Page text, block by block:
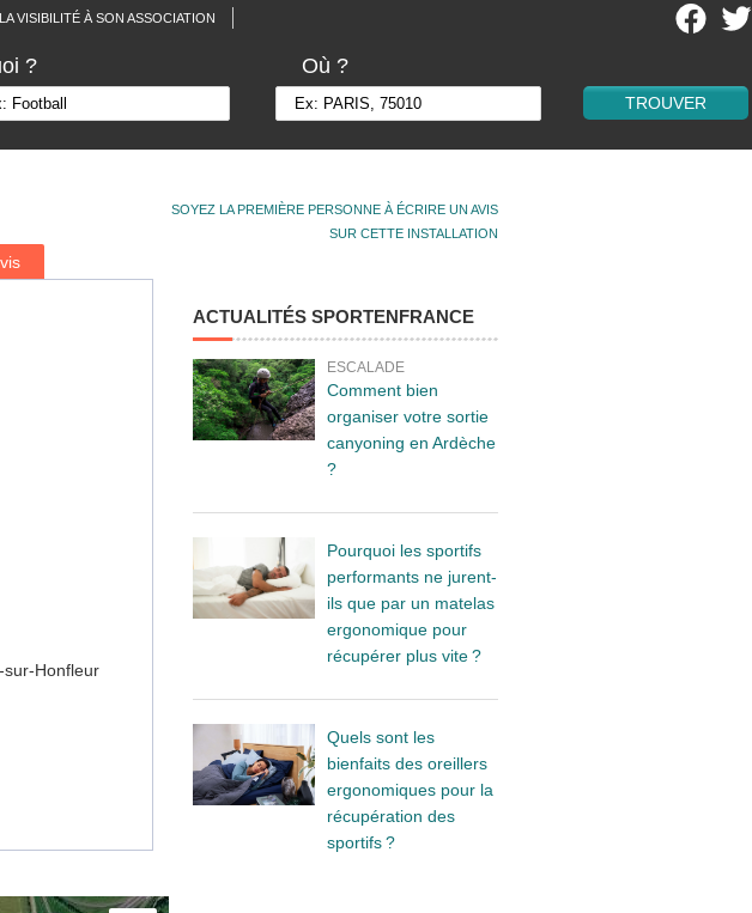
VISIBILITÉ À SON ASSOCIATION
? Où ?
SOYEZ LA PREMIÈRE PERSONNE À ÉCRIRE UN AVIS
SUR CETTE INSTALLATION
sur-Honfleur
ACTUALITÉS SPORTENFRANCE
ESCALADE
Comment bien
organiser votre sortie
canyoning en Ardèche
?
Pourquoi les sportifs
performants ne jurent-
ils que par un matelas
ergonomique pour
récupérer plus vite ?
Quels sont les
bienfaits des oreillers
ergonomiques pour la
récupération des
sportifs ?